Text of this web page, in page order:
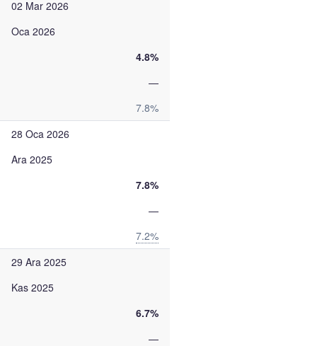
02 Mar 2026
Oca 2026
4.8%
—
7.8%
28 Oca 2026
Ara 2025
7.8%
—
7.2%
29 Ara 2025
Kas 2025
6.7%
—